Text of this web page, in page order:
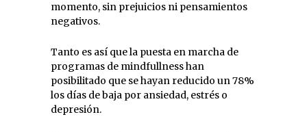
momento, sin prejuicios ni pensamientos
negativos.
Tanto es así que la puesta en marcha de
programas de mindfullness han
posibilitado que se hayan reducido un 78%
los días de baja por ansiedad, estrés o
depresión.